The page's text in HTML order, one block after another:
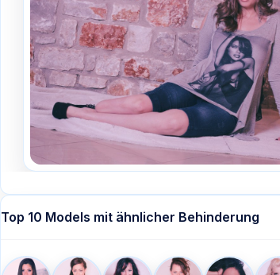
Top 10 Models mit ähnlicher Behinderung